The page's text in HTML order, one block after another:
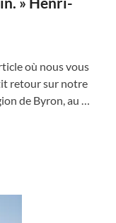
où nous vous
retour sur notre
de Byron, au …